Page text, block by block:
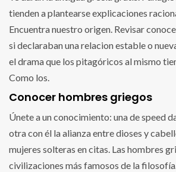
tienden a plantearse explicaciones
Encuentra nuestro origen. Revisar
si declaraban una relacion estable o
el drama que los pitagóricos al mismo
Como los.
Conocer hombres griegos
Únete a un conocimiento: una de speed
otra con él la alianza entre dioses y
mujeres solteras en citas. Las hombres
civilizaciones más famosos de la